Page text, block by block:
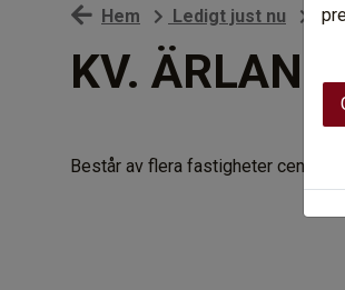
Hem Ledigt just nu
KV. ÄRLAN
Består av flera fastigheter